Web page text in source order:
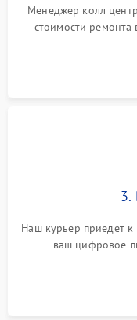
Менеджер колл
стоимости
3.
Наш курьер приедет
ваш цифровое